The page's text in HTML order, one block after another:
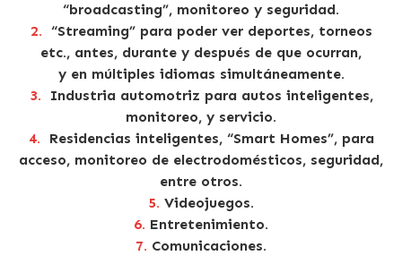
“broadcasting”, monitoreo y seguridad.
2. “Streaming” para poder ver deportes, torneos
etc., antes, durante y después de que ocurran,
y en múltiples idiomas simultáneamente.
3. Industria automotriz para autos inteligentes,
monitoreo, y servicio.
4. Residencias inteligentes, “Smart Homes”, para
acceso, monitoreo de electrodomésticos, seguridad,
entre otros.
5. Videojuegos.
6. Entretenimiento.
7. Comunicaciones.